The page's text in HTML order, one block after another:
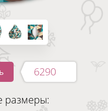
6290
размеры: